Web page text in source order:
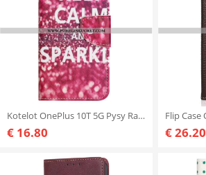
Kotelot OnePlus 10T 5G Pysy Rauhallisena
€ 16.80 € 26.20